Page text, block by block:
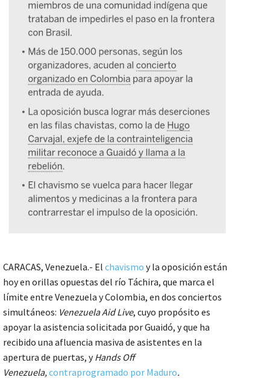
CARACAS, Venezuela.- El chavismo y la oposición están
hoy en orillas opuestas del río Táchira, que marca el
límite entre Venezuela y Colombia, en dos conciertos
simultáneos: Venezuela Aid Live, cuyo propósito es
apoyar la asistencia solicitada por Guaidó, y que ha
recibido una afluencia masiva de asistentes en la
apertura de puertas, yHands Off
Venezuela,contraprogramado por Maduro.